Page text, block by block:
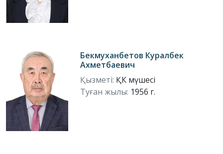
Бекмуханбетов Куралбек
Ахметбаевич
Қызметі: ҚК мүшесі
Туған жылы: 1956 г.